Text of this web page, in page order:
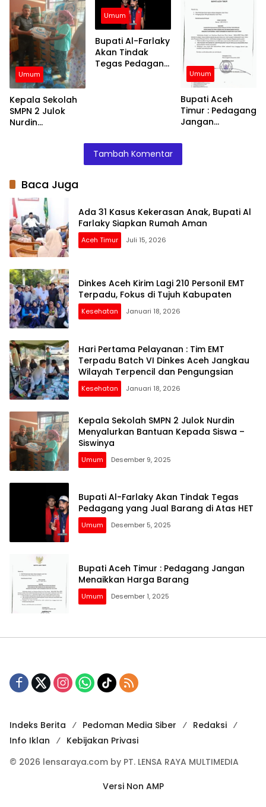
Wilayah
Terpencil dan
Pengungsian
Umum
Kepala Sekolah
SMPN 2 Julok
Nurdin
Umum
Bupati Al-Farlaky
Akan Tindak
Tegas Pedagang
Umum
Bupati Aceh
Timur : Pedagang
Jangan
Barang
Tambah Komentar
Baca Juga
Ada 31 Kasus Kekerasan Anak, Bupati Al
Farlaky Siapkan Rumah Aman
Aceh Timur Juli 15, 2026
Dinkes Aceh Kirim Lagi 210 Personil EMT
Terpadu, Fokus di Tujuh Kabupaten
Kesehatan Januari 18, 2026
Hari Pertama Pelayanan : Tim EMT
Terpadu Batch VI Dinkes Aceh Jangkau
Wilayah Terpencil dan Pengungsian
Kesehatan Januari 18, 2026
Kepala Sekolah SMPN 2 Julok Nurdin
Menyalurkan Bantuan Kepada Siswa –
Siswinya
Umum Desember 9, 2025
Bupati Al-Farlaky Akan Tindak Tegas
Pedagang yang Jual Barang di Atas HET
Umum Desember 5, 2025
Bupati Aceh Timur : Pedagang Jangan
Menaikkan Harga Barang
Umum Desember 1, 2025
Indeks Berita Pedoman Media Siber
Redaksi
Info Iklan
Kebijakan Privasi
© 2026 lensaraya.com by PT. LENSA RAYA MULTIMEDIA
Versi Non AMP